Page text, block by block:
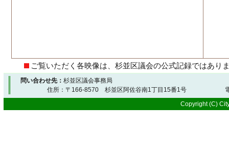
ご覧いただく各映像は、杉並区議会の公式記録ではあり
問い合わせ先： 杉並区議会事務局
住所：〒166-8570 杉並区阿佐谷南1丁目15番1号 電
Copyright (C)